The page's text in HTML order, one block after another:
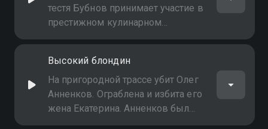
застройщика Владислав Волков
скрывается
тестя Бубнов принимает участие в
престижном кулинарном
конкурсе. Во время
Александра Шерова, шеф-повара
ресторана "Самум". В убийстве
подозревают Сурена Аветяна,
бывшего одноклассника Бубнова
Высокий блондин
На пригородной трассе убит Олег
Анненков. Ограблена и избита его
жена Екатерина. Анненков был
связан с криминальной